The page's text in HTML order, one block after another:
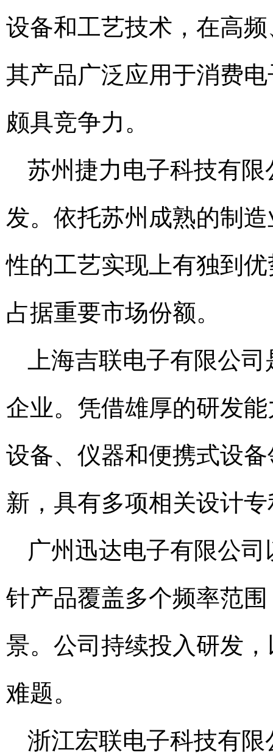
设备和工艺技术，在高
其产品广泛应用于消费
颇具竞争力。
苏州捷力电子科技有
发。依托苏州成熟的制
性的工艺实现上有独到
占据重要市场份额。
上海吉联电子有限公
企业。凭借雄厚的研发
设备、仪器和便携式设
新，具有多项相关设计
广州迅达电子有限公
针产品覆盖多个频率范
景。公司持续投入研发
难题。
浙江宏联电子科技有